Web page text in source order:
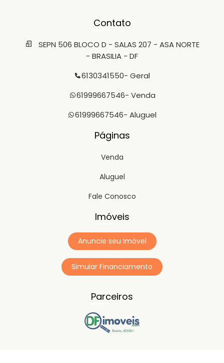
Contato
SEPN 506 BLOCO D - SALAS 207 - ASA NORTE
- BRASILIA - DF
6130341550- Geral
61999667546- Venda
61999667546- Aluguel
Páginas
Venda
Aluguel
Fale Conosco
Imóveis
Anuncie seu Imóvel
Simular Financiamento
Parceiros